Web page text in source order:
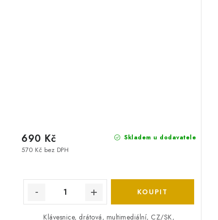
Skladem u dodavatele
570 Kč bez DPH
690 Kč
Klávesnice, drátová, multimediální, CZ/SK,